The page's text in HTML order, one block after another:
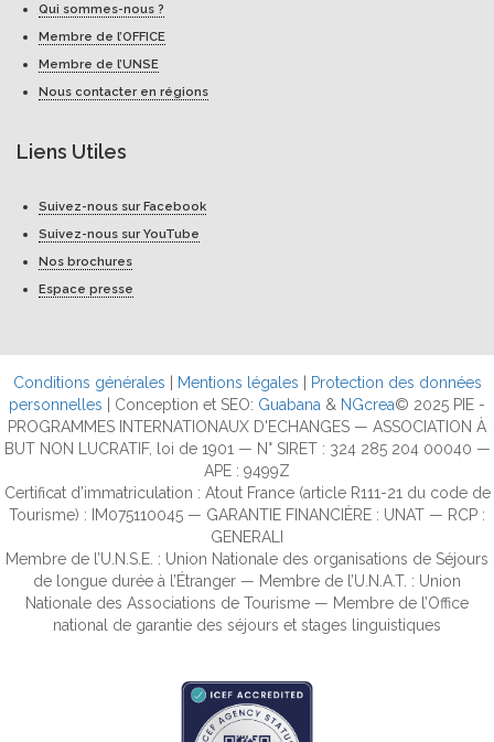
Qui sommes-nous ?
Membre de l’OFFICE
Membre de l’UNSE
Nous contacter en régions
Liens Utiles
Suivez-nous sur Facebook
Suivez-nous sur YouTube
Nos brochures
Espace presse
Conditions générales Mentions légales
Protection des données
personnelles | Conception et SEO: Guabana & NGcrea© 2025 PIE -
PROGRAMMES INTERNATIONAUX D'ECHANGES — ASSOCIATION À
BUT NON LUCRATIF, loi de 1901 — N° SIRET : 324 285 204 00040 —
APE : 9499Z
Certificat d’immatriculation : Atout France (article R111-21 du code de
Tourisme) : IM075110045 — GARANTIE FINANCIÈRE : UNAT — RCP :
GENERALI
Membre de l’U.N.S.E. : Union Nationale des organisations de Séjours
de longue durée à l’Étranger — Membre de l’U.N.A.T. : Union
Nationale des Associations de Tourisme — Membre de l’Office
national de garantie des séjours et stages linguistiques